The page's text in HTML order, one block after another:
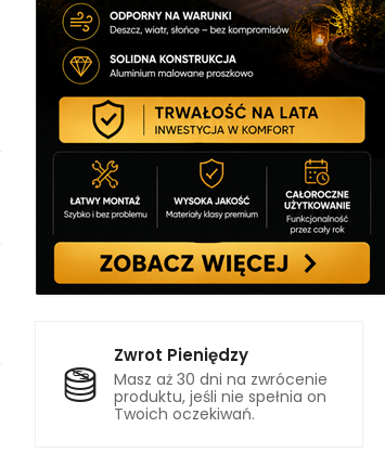
Zwrot Pieniędzy
Masz aż 30 dni na zwrócenie
produktu, jeśli nie spełnia on
Twoich oczekiwań.